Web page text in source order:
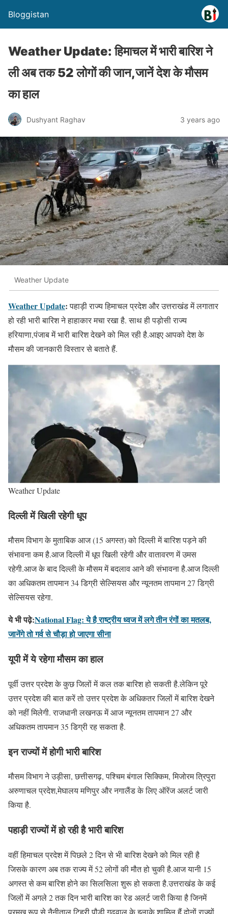
Bloggistan
Weather Update: हिमाचल में भारी बारिश ने
ली अब तक 52 लोगों की जान,जानें देश के मौसम
का हाल
Dushyant Raghav 3 years ago
Weather Update
Weather Update:पहाड़ी राज्य हिमाचल प्रदेश और उत्तराखंड में लगातार
हो रही भारी बारिश ने हाहाकार मचा रखा है. साथ ही पड़ोसी राज्य
हरियाणा,पंजाब में भारी बारिश देखने को मिल रही है.आइए आपको देश के
मौसम की जानकारी विस्तार से बताते हैं.
Weather Update
दिल्ली में खिली रहेगी धूप
मौसम विभाग के मुताबिक आज (15 अगस्त) को दिल्ली में बारिश पड़ने की
संभावना कम है.आज दिल्ली में धूप खिली रहेगी और वातावरण में उमस
रहेगी.आज के बाद दिल्ली के मौसम में बदलाव आने की संभावना है.आज दिल्ली
का अधिकतम तापमान 34 डिग्री सेल्सियस और न्यूनतम तापमान 27 डिग्री
सेल्सियस रहेगा.
ये भी पढ़े:National Flag: ये है राष्ट्रीय ध्वज में लगे तीन रंगों का मतलब,
जानेंगे तो गर्व से चौड़ा हो जाएगा सीना
यूपी में ये रहेगा मौसम का हाल
पूर्वी उत्तर प्रदेश के कुछ जिलों में कल तक बारिश हो सकती है.लेकिन पूरे
उत्तर प्रदेश की बात करें तो उत्तर प्रदेश के अधिकतर जिलों में बारिश देखने
को नहीं मिलेगी. राजधानी लखनऊ में आज न्यूनतम तापमान 27 और
अधिकतम तापमान 35 डिग्री रह सकता है.
इन राज्यों में होगी भारी बारिश
मौसम विभाग ने उड़ीसा, छत्तीसगढ़, पश्चिम बंगाल सिक्किम, मिजोरम त्रिपुरा
अरुणाचल प्रदेश,मेघालय मणिपुर और नगालैंड के लिए ऑरेंज अलर्ट जारी
किया है.
पहाड़ी राज्यों में हो रही है भारी बारिश
वहीं हिमाचल प्रदेश में पिछले 2 दिन से भी बारिश देखने को मिल रही है
जिसके कारण अब तक राज्य में 52 लोगों की मौत हो चुकी है.आज यानी 15
अगस्त से कम बारिश होने का सिलसिला शुरू हो सकता है.उत्तराखंड के कई
जिलों में अगले 2 तक दिन भारी बारिश का रेड अलर्ट जारी किया है जिनमें
प्रमुख रूप से नैनीताल टिहरी,पौड़ी,गढ़वाल के इलाके शामिल हैं.दोनों राज्यों